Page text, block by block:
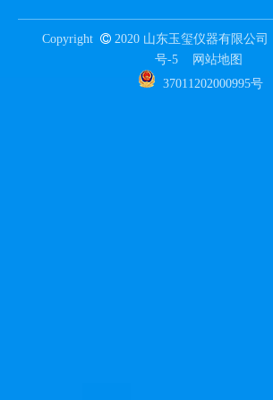
Copyright  2020 山东玉玺仪器有限公司
号-5
网站地图
37011202000995号